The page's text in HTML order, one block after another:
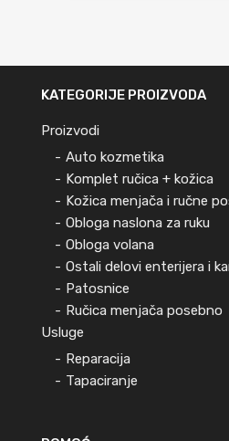
KATEGORIJE PROIZVODA
Proizvodi
Auto kozmetika
Komplet ručica + kožica
Kožica menjača i ručne
Obloga naslona za ruku
Obloga volana
Ostali delovi enterijera i
Patosnice
Ručica menjača posebno
Usluge
Reparacija
Tapaciranje